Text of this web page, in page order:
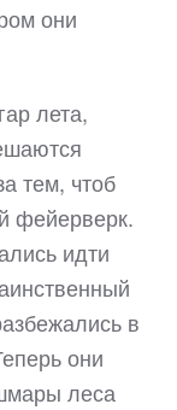
они
лета,
тем, чтоб
фейерверк.
идти
в
они
леса